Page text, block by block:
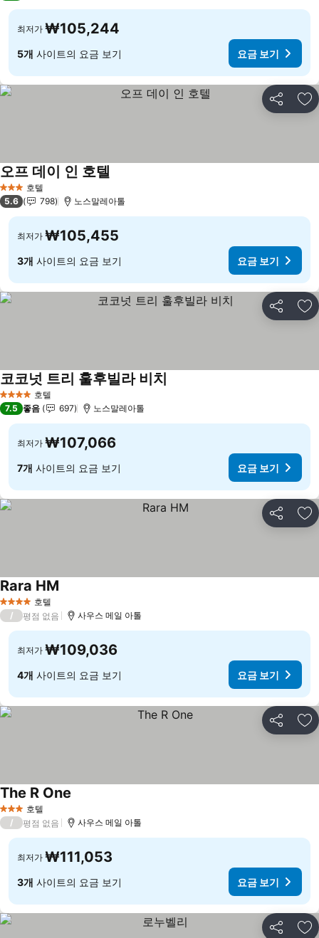
최저가 ₩105,244
5개 사이트의 요금 보기 요금 보기
공유 즐
3 성급 호텔
오프 데이 인 호텔
5.6 798 노스말레아톨
최저가 ₩105,455
3개 사이트의 요금 보기 요금 보기
공유 즐
4 성급 호텔
코코넛 트리 훌후빌라 비치
7.5 좋음 697 노스말레아톨
최저가 ₩107,066
7개 사이트의 요금 보기 요금 보기
공유 즐
4 성급 호텔
Rara HM
/ 평점 없음 사우스 메일 아톨
최저가 ₩109,036
4개 사이트의 요금 보기 요금 보기
공유 즐
3 성급 호텔
The R One
/ 평점 없음 사우스 메일 아톨
최저가 ₩111,053
3개 사이트의 요금 보기 요금 보기
공유 즐